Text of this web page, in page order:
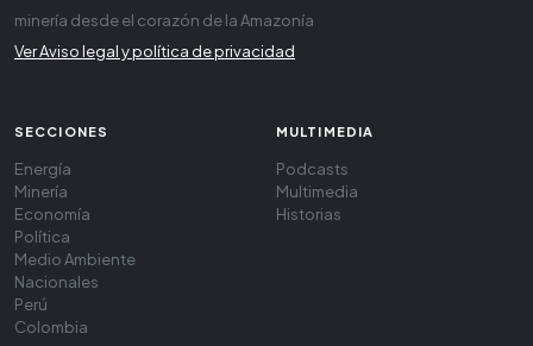
minería desde el corazón de la Amazonía
Ver Aviso legal y política de privacidad
SECCIONES
Energía
Minería
Economía
Política
Medio Ambiente
Nacionales
Perú
Colombia
MULTIMEDIA
Podcasts
Multimedia
Historias